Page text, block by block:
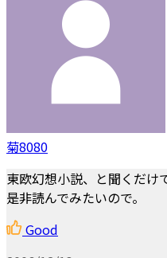
菊8080
東欧幻想小説、と聞くだけ
是非読んでみたいので。
Good